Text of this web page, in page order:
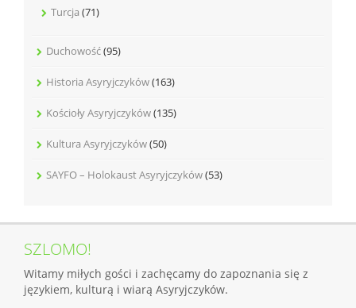
Turcja (71)
Duchowość(95)
Historia Asyryjczyków(163)
Kościoły Asyryjczyków(135)
Kultura Asyryjczyków(50)
SAYFO – Holokaust Asyryjczyków(53)
SZLOMO!
Witamy miłych gości i zachęcamy do zapoznania się z
językiem, kulturą i wiarą Asyryjczyków.